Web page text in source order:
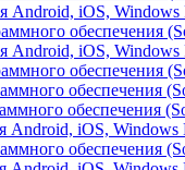
iOS, Windows
обеспечения
iOS, Windows
обеспечения
обеспечения
обеспечения
iOS, Windows
обеспечения